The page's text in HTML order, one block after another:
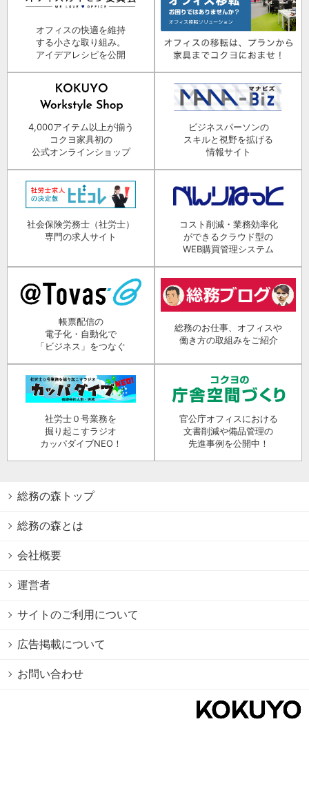
オフィスの快適を維持
する小さな取り組み。
アイデアレシピを公開
4,000アイテム以上が揃う
コクヨ家具初の
公式オンラインショップ
ビジネスパーソンの
スキルと視野を拡げる
情報サイト
社会保険労務士（社労士）
専門の求人サイト
コスト削減・業務効率化
ができるクラウド型の
WEB購買管理システム
帳票配信の
電子化・自動化で
「ビジネス」をつなぐ
総務のお仕事、オフィスや
働き方の取組みをご紹介
社労士０号業務を
掘り起こすラジオ
カッパダイブNEO！
官公庁オフィスにおける
文書削減や備品管理の
先進事例を公開中！
総務の森トップ
総務の森とは
会社概要
運営者
サイトのご利用について
広告掲載について
お問い合わせ